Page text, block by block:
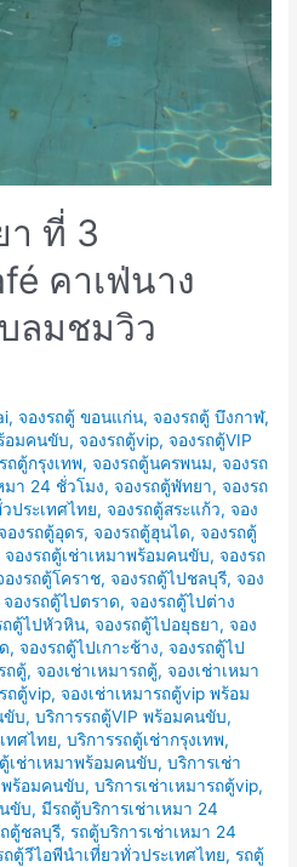
า ที่ 3
คาเฟ่นาง
ลมชมวิว
,จองรถตู้ ขอนแก่น,จองรถตู้ บึงกาฬ,
อมคนขับ,จองรถตู้vip,จองรถตู้VIP
ถตู้กรุงเทพ,จองรถตู้นครพนม,จองรถ
มา 24 ชั่วโมง,จองรถตู้พัทยา,จองรถ
ประเทศไทย,จองรถตู้สระแก้ว,จอง
องรถตู้อุดร,จองรถตู้ฮุนได,จองรถตู้
จองรถตู้เช่าเหมาพร้อมคนขับ,จองรถ
องรถตู้โคราช,จองรถตู้ไปชลบุรี,จอง
จองรถตู้ไปตราด,จองรถตู้ไปต่าง
ถตู้ไปหัวหิน,จองรถตู้ไปอยุธยา,จอง
,จองรถตู้ไปเกาะช้าง,จองรถตู้ไป
ถตู้,จองเช่าเหมารถตู้,จองเช่าเหมา
ถตู้vip,จองเช่าเหมารถตู้vip พร้อม
ขับ,บริการรถตู้VIP พร้อมคนขับ,
ทศไทย,บริการรถตู้เช่ากรุงเทพ,
เช่าเหมาพร้อมคนขับ,บริการเช่า
พร้อมคนขับ,บริการเช่าเหมารถตู้vip,
ขับ,มีรถตู้บริการเช่าเหมา 24
ตู้ชลบุรี,รถตู้บริการเช่าเหมา 24
ถตู้วีไอพีนำเที่ยวทั่วประเทศไทย,รถตู้